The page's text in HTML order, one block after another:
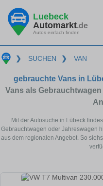
Luebeck
Automarkt.de
Autos einfach finden
❯ SUCHEN ❯ VAN
gebrauchte Vans in
Vans als
Mit der Autosuche in Lübeck
Gebrauchtwagen oder Jahreswagen
aus dem regionalen Angebot. So